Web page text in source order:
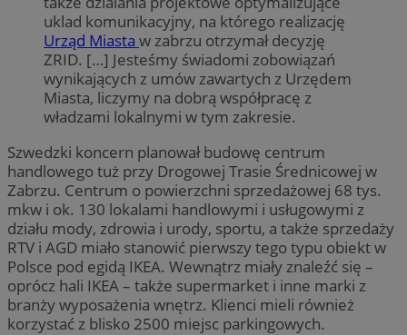
uklad komunikacyjny, na którego realizację
Urząd Miasta w zabrzu otrzymał decyzję
ZRID. […] Jesteśmy świadomi zobowiązań
wynikających z umów zawartych z Urzędem
Miasta, liczymy na dobrą współpracę z
władzami lokalnymi w tym zakresie.
Szwedzki koncern planował budowę centrum
handlowego tuż przy Drogowej Trasie Średnicowej w
Zabrzu. Centrum o powierzchni sprzedażowej 68 tys.
mkw i ok. 130 lokalami handlowymi i usługowymi z
działu mody, zdrowia i urody, sportu, a także sprzedaży
RTV i AGD miało stanowić pierwszy tego typu obiekt w
Polsce pod egidą IKEA. Wewnątrz miały znaleźć się –
oprócz hali IKEA – także supermarket i inne marki z
branży wyposażenia wnętrz. Klienci mieli również
korzystać z blisko 2500 miejsc parkingowych.